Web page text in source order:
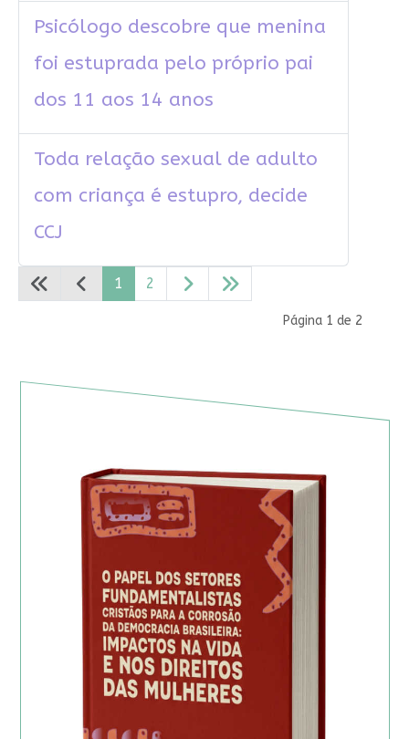
Psicólogo descobre que menina
foi estuprada pelo próprio pai
dos 11 aos 14 anos
Toda relação sexual de adulto
com criança é estupro, decide
CCJ
Página 1 de 2
1 2